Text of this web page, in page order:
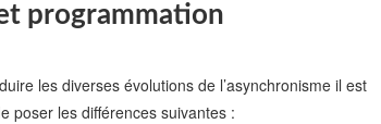
programmation
les diverses évolutions de l’asynchronisme il est
poser les différences suivantes :